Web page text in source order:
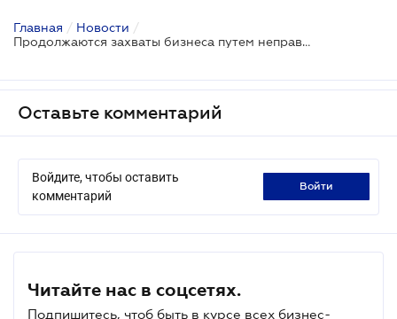
Главная / Новости /
Продолжаются захваты бизнеса путем неправомерного внесения изменений в госреестры
Оставьте комментарий
Войдите, чтобы оставить
комментарий
войти
Читайте нас в соцсетях.
Подпишитесь, чтоб быть в курсе всех бизнес-